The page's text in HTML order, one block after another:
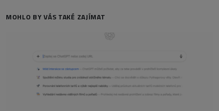
MOHLO BY VÁS TAKÉ ZAJÍMAT